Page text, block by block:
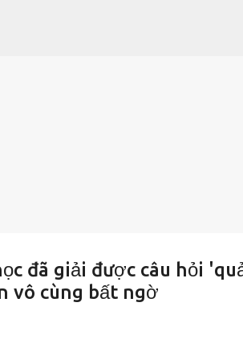
đã giải được câu hỏi
vô cùng bất ngờ